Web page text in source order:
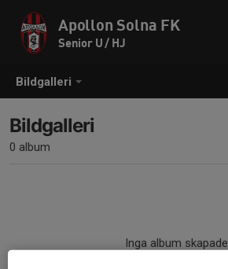
Bildgalleri
Apollon Solna FK
Senior U / HJ
Bildgalleri
0 album
Inga album skapade